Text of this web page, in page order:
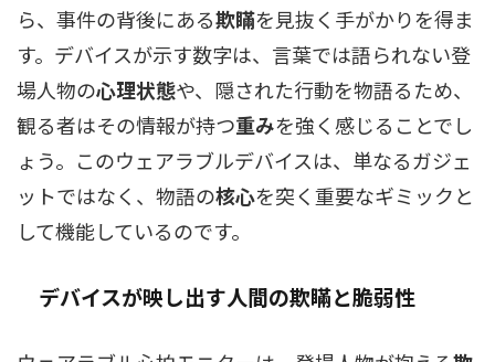
ら、事件の背後にある欺瞞を見抜く手がかりを得ま
す。デバイスが示す数字は、言葉では語られない登
場人物の心理状態や、隠された行動を物語るため、
観る者はその情報が持つ重みを強く感じることでし
ょう。このウェアラブルデバイスは、単なるガジェ
ットではなく、物語の核心を突く重要なギミックと
して機能しているのです。
デバイスが映し出す人間の欺瞞と脆弱性